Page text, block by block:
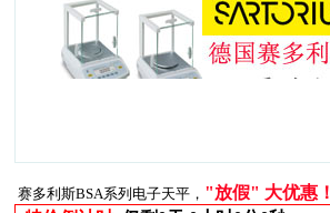
赛多利斯BSA系列电子天平， "放假" 大优惠！